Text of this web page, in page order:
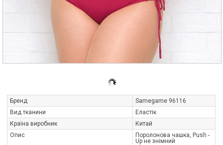
Бренд
Samegame 96116
Вид тканини
Еластік
Країна виробник
Китай
Опис
Поролонова чашка, Push -
Up не знімний